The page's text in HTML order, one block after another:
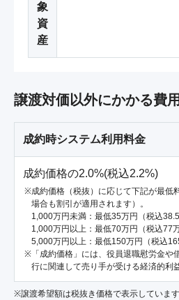
象
資
産
譲渡対価以外にかかる費用
成約時システム利用料金
成約価格の2.0%(税込2.2%)
成約価格（税抜）に応じて下記が最低
場合も割引が適用されます）。
1,000万円未満：最低35万円（税込38.5
1,000万円以上：最低70万円（税込77万
5,000万円以上：最低150万円（税込
「成約価格」には、役員退職慰労金
行に関連して売り手が受ける経済的利
※譲渡希望額は税抜き価格で表示しています